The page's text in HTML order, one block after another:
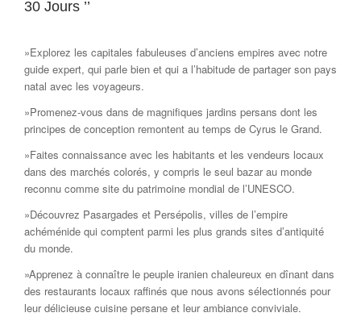
30 Jours ’’
»Explorez les capitales fabuleuses d’anciens empires avec notre
guide expert, qui parle bien et qui a l’habitude de partager son pays
natal avec les voyageurs.
»Promenez-vous dans de magnifiques jardins persans dont les
principes de conception remontent au temps de Cyrus le Grand.
»Faites connaissance avec les habitants et les vendeurs locaux
dans des marchés colorés, y compris le seul bazar au monde
reconnu comme site du patrimoine mondial de l’UNESCO.
»Découvrez Pasargades et Persépolis, villes de l’empire
achéménide qui comptent parmi les plus grands sites d’antiquité
du monde.
»Apprenez à connaître le peuple iranien chaleureux en dînant dans
des restaurants locaux raffinés que nous avons sélectionnés pour
leur délicieuse cuisine persane et leur ambiance conviviale.